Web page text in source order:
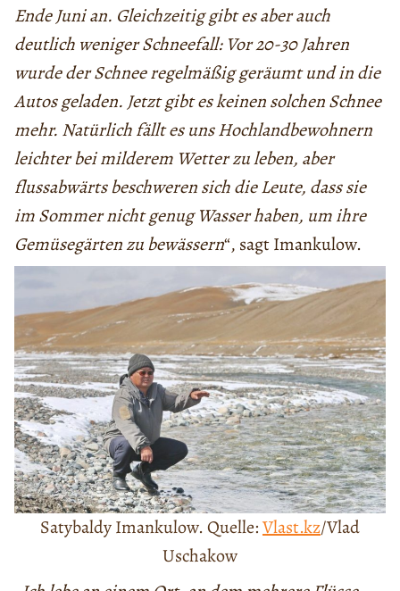
Ende Juni an. Gleichzeitig gibt es aber auch
deutlich weniger Schneefall: Vor 20-30 Jahren
wurde der Schnee regelmäßig geräumt und in die
Autos geladen. Jetzt gibt es keinen solchen Schnee
mehr. Natürlich fällt es uns Hochlandbewohnern
leichter bei milderem Wetter zu leben, aber
flussabwärts beschweren sich die Leute, dass sie
im Sommer nicht genug Wasser haben, um ihre
Gemüsegärten zu bewässern“, sagt Imankulow.
Satybaldy Imankulow. Quelle:Vlast.kz/Vlad
Uschakow